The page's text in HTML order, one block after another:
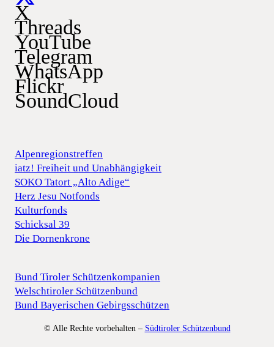
X
Threads
YouTube
Telegram
WhatsApp
Flickr
SoundCloud
Alpenregionstreffen
iatz! Freiheit und Unabhängigkeit
SOKO Tatort „Alto Adige“
Herz Jesu Notfonds
Kulturfonds
Schicksal 39
Die Dornenkrone
Bund Tiroler Schützenkompanien
Welschtiroler Schützenbund
Bund Bayerischen Gebirgsschützen
© Alle Rechte vorbehalten – Südtiroler Schützenbund